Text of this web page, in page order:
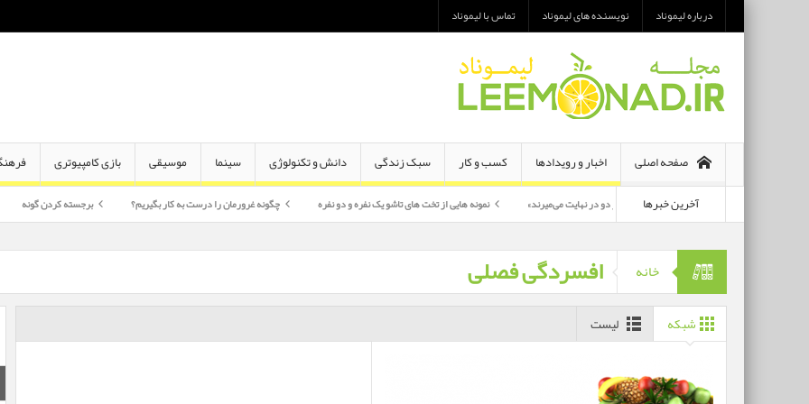
درباره لیموناد نویسنده های لیموناد تماس با لیموناد
صفحه اصلی اخبار و رویدادها کسب و کار سبک زندگی دانش و تکنولوژی سینما موسیقی بازی کامپیوتری
آخرین خبرها
معرفی رمان «هر دو در نهایت می‌میرند» نمونه هایی از تخت های تاشو یک نفره و دو نفره چگونه غرورمان را درست به کار بگیریم؟ برجسته کردن گونه اختلاف
خانه افسردگی فصلی
شبکه لیست